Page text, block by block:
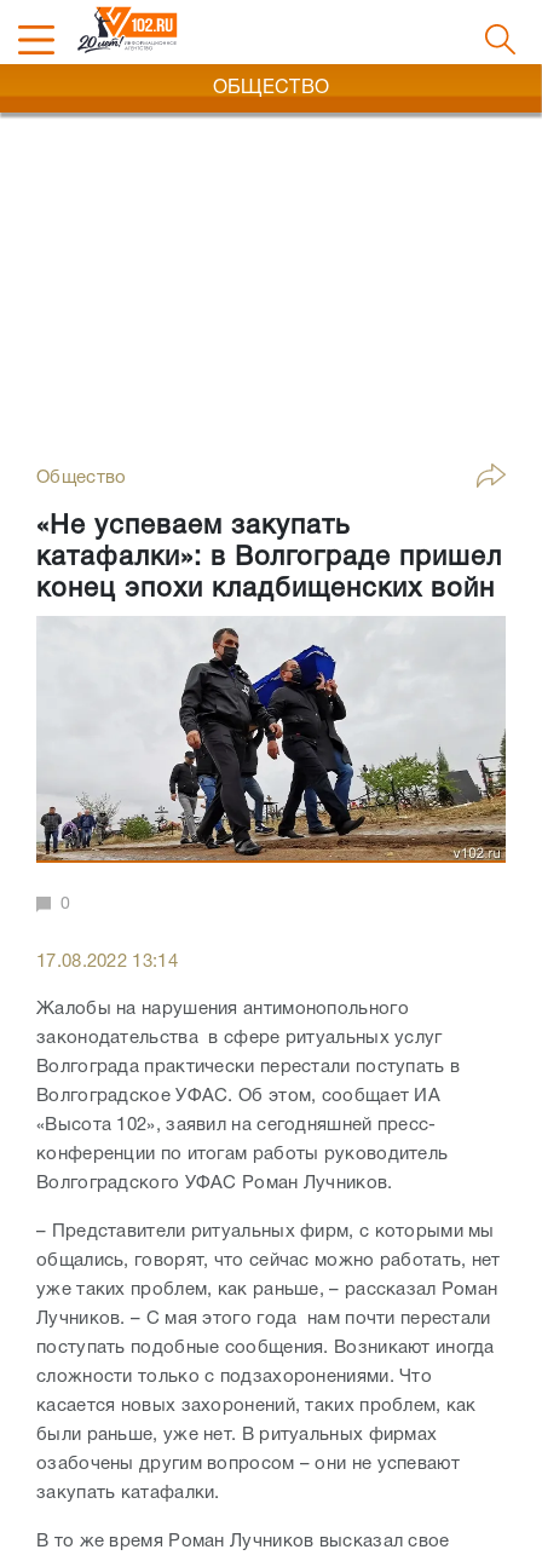
ОБЩЕСТВО
Общество
«Не успеваем закупать
катафалки»: в Волгограде пришел
конец эпохи кладбищенских войн
0
17.08.2022 13:14
Жалобы на нарушения антимонопольного
законодательства в сфере ритуальных услуг
Волгограда практически перестали поступать в
Волгоградское УФАС. Об этом, сообщает ИА
«Высота 102», заявил на сегодняшней пресс-
конференции по итогам работы руководитель
Волгоградского УФАС Роман Лучников.
– Представители ритуальных фирм, с которыми мы
общались, говорят, что сейчас можно работать, нет
уже таких проблем, как раньше, – рассказал Роман
Лучников. – С мая этого года нам почти перестали
поступать подобные сообщения. Возникают иногда
сложности только с подзахоронениями. Что
касается новых захоронений, таких проблем, как
были раньше, уже нет. В ритуальных фирмах
озабочены другим вопросом – они не успевают
закупать катафалки.
В то же время Роман Лучников высказал свое